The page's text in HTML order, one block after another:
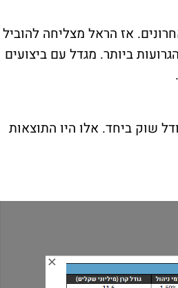
באחרונים. אז הראל מצליחה להוביל
ביותר. מגדל עם ביצועים
שוק ביחד. אלו היו התוצאות